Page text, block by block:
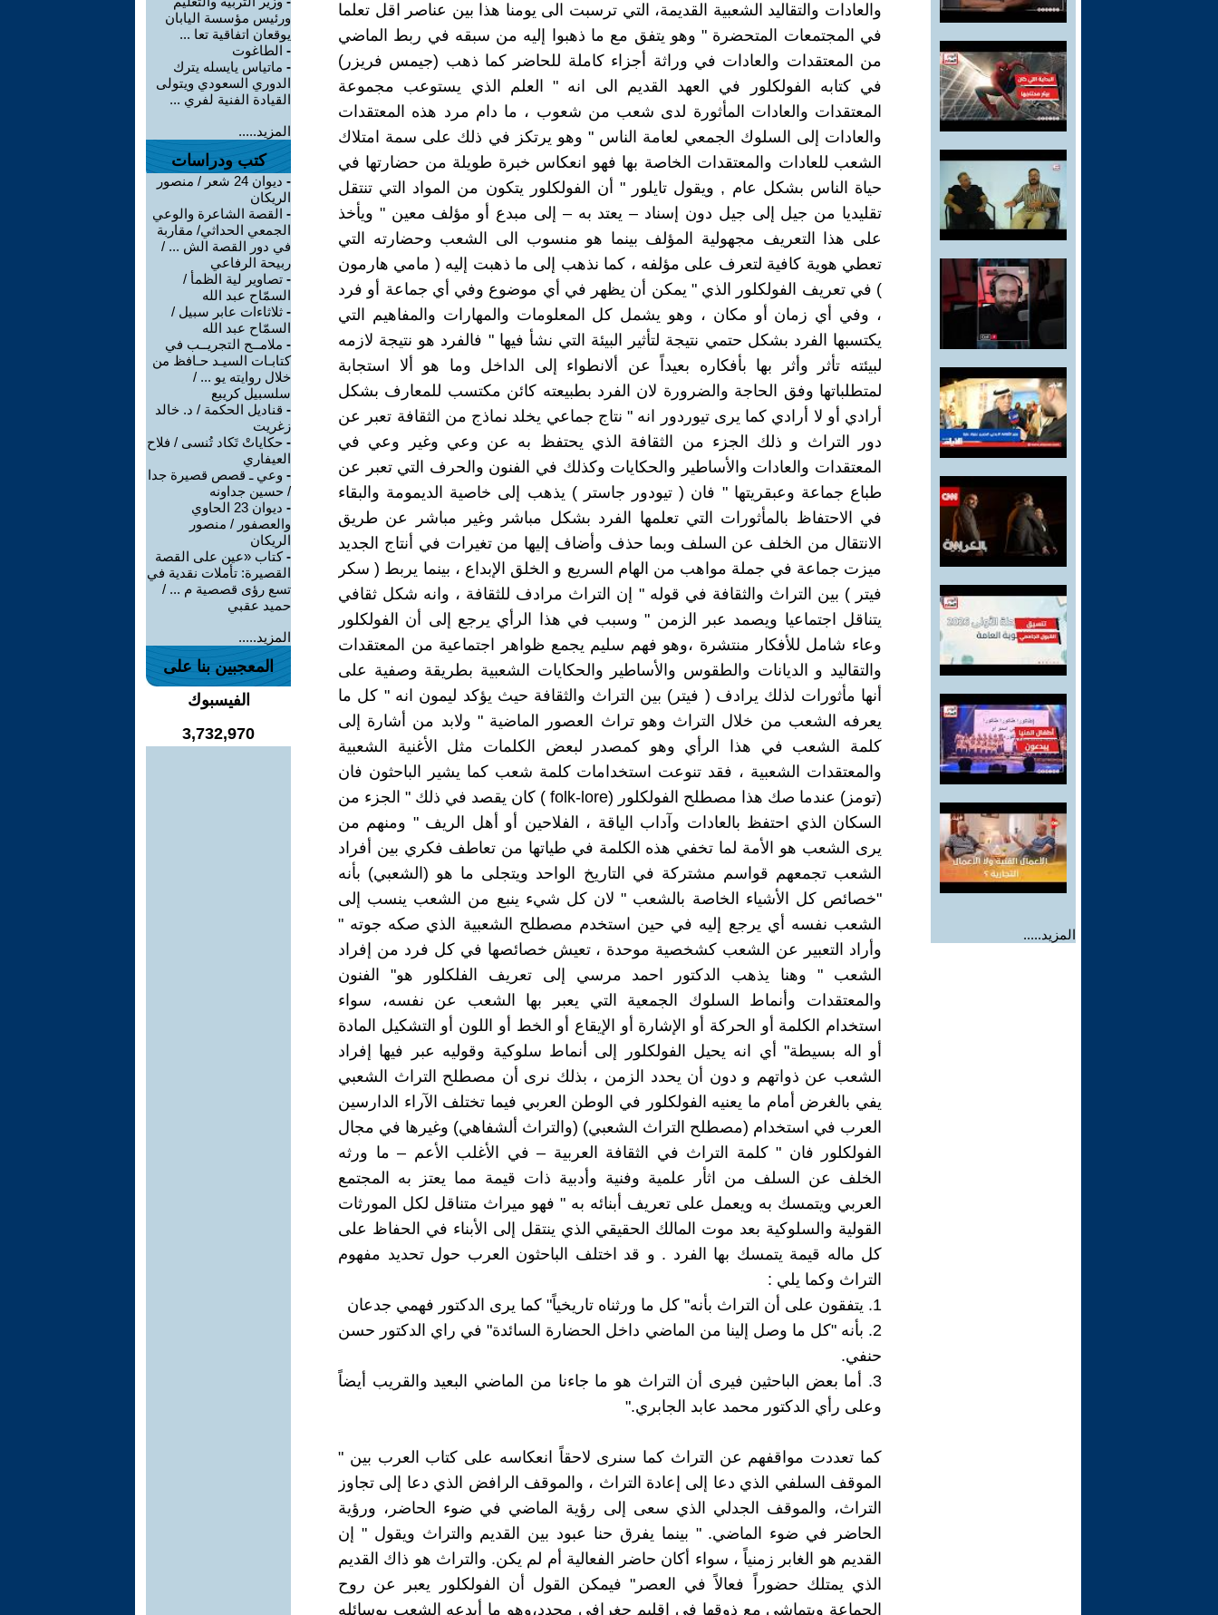
المزيد.....
والعادات والتقاليد الشعبية القديمة، التي ترسبت الى يومنا هذا بين عناصر اقل تعلما
في المجتمعات المتحضرة " وهو يتفق مع ما ذهبوا إليه من سبقه في ربط الماضي
من المعتقدات والعادات في وراثة أجزاء كاملة للحاضر كما ذهب (جيمس فريزر)
في كتابه الفولكلور في العهد القديم الى انه " العلم الذي يستوعب مجموعة
المعتقدات والعادات المأثورة لدى شعب من شعوب ، ما دام مرد هذه المعتقدات
والعادات إلى السلوك الجمعي لعامة الناس " وهو يرتكز في ذلك على سمة امتلاك
الشعب للعادات والمعتقدات الخاصة بها فهو انعكاس خبرة طويلة من حضارتها في
حياة الناس بشكل عام , ويقول تايلور " أن الفولكلور يتكون من المواد التي تنتقل
تقليديا من جيل إلى جيل دون إسناد – يعتد به – إلى مبدع أو مؤلف معين " ويأخذ
على هذا التعريف مجهولية المؤلف بينما هو منسوب الى الشعب وحضارته التي
تعطي هوية كافية لتعرف على مؤلفه ، كما نذهب إلى ما ذهبت إليه ( مامي هارمون
) في تعريف الفولكلور الذي " يمكن أن يظهر في أي موضوع وفي أي جماعة أو فرد
، وفي أي زمان أو مكان ، وهو يشمل كل المعلومات والمهارات والمفاهيم التي
يكتسبها الفرد بشكل حتمي نتيجة لتأثير البيئة التي نشأ فيها " فالفرد هو نتيجة لازمه
لبيئته تأثر وأثر بها بأفكاره بعيداً عن ألانطواء إلى الداخل وما هو ألا استجابة
لمتطلباتها وفق الحاجة والضرورة لان الفرد بطبيعته كائن مكتسب للمعارف بشكل
أرادي أو لا أرادي كما يرى تيوردور انه " نتاج جماعي يخلد نماذج من الثقافة تعبر عن
دور التراث و ذلك الجزء من الثقافة الذي يحتفظ به عن وعي وغير وعي في
المعتقدات والعادات والأساطير والحكايات وكذلك في الفنون والحرف التي تعبر عن
طباع جماعة وعبقريتها " فان ( تيودور جاستر ) يذهب إلى خاصية الديمومة والبقاء
في الاحتفاظ بالمأثورات التي تعلمها الفرد بشكل مباشر وغير مباشر عن طريق
الانتقال من الخلف عن السلف وبما حذف وأضاف إليها من تغيرات في أنتاج الجديد
ميزت جماعة في جملة مواهب من الهام السريع و الخلق الإبداع ، بينما يربط ( سكر
فيتر ) بين التراث والثقافة في قوله " إن التراث مرادف للثقافة ، وانه شكل ثقافي
يتناقل اجتماعيا ويصمد عبر الزمن " وسبب في هذا الرأي يرجع إلى أن الفولكلور
وعاء شامل للأفكار منتشرة ،وهو فهم سليم يجمع ظواهر اجتماعية من المعتقدات
والتقاليد و الديانات والطقوس والأساطير والحكايات الشعبية بطريقة وصفية على
أنها مأثورات لذلك يرادف ( فيتر) بين التراث والثقافة حيث يؤكد ليمون انه " كل ما
يعرفه الشعب من خلال التراث وهو تراث العصور الماضية " ولابد من أشارة إلى
كلمة الشعب في هذا الرأي وهو كمصدر لبعض الكلمات مثل الأغنية الشعبية
والمعتقدات الشعبية ، فقد تنوعت استخدامات كلمة شعب كما يشير الباحثون فان
(تومز) عندما صك هذا مصطلح الفولكلور (folk-lore ) كان يقصد في ذلك " الجزء من
السكان الذي احتفظ بالعادات وآداب الياقة ، الفلاحين أو أهل الريف " ومنهم من
يرى الشعب هو الأمة لما تخفي هذه الكلمة في طياتها من تعاطف فكري بين أفراد
الشعب تجمعهم قواسم مشتركة في التاريخ الواحد ويتجلى ما هو (الشعبي) بأنه
"خصائص كل الأشياء الخاصة بالشعب " لان كل شيء ينبع من الشعب ينسب إلى
الشعب نفسه أي يرجع إليه في حين استخدم مصطلح الشعبية الذي صكه جوته "
وأراد التعبير عن الشعب كشخصية موحدة ، تعيش خصائصها في كل فرد من إفراد
الشعب " وهنا يذهب الدكتور احمد مرسي إلى تعريف الفلكلور هو" الفنون
والمعتقدات وأنماط السلوك الجمعية التي يعبر بها الشعب عن نفسه، سواء
استخدام الكلمة أو الحركة أو الإشارة أو الإيقاع أو الخط أو اللون أو التشكيل المادة
أو اله بسيطة" أي انه يحيل الفولكلور إلى أنماط سلوكية وقوليه عبر فيها إفراد
الشعب عن ذواتهم و دون أن يحدد الزمن ، بذلك نرى أن مصطلح التراث الشعبي
يفي بالغرض أمام ما يعنيه الفولكلور في الوطن العربي فيما تختلف الآراء الدارسين
العرب في استخدام (مصطلح التراث الشعبي) (والتراث ألشفاهي) وغيرها في مجال
الفولكلور فان " كلمة التراث في الثقافة العربية – في الأغلب الأعم – ما ورثه
الخلف عن السلف من اثأر علمية وفنية وأدبية ذات قيمة مما يعتز به المجتمع
العربي ويتمسك به ويعمل على تعريف أبنائه به " فهو ميراث متناقل لكل المورثات
القولية والسلوكية بعد موت المالك الحقيقي الذي ينتقل إلى الأبناء في الحفاظ على
كل ماله قيمة يتمسك بها الفرد . و قد اختلف الباحثون العرب حول تحديد مفهوم
التراث وكما يلي :
1. يتفقون على أن التراث بأنه" كل ما ورثناه تاريخياً" كما يرى الدكتور فهمي جدعان
2. بأنه "كل ما وصل إلينا من الماضي داخل الحضارة السائدة" في راي الدكتور حسن
حنفي.
3. أما بعض الباحثين فيرى أن التراث هو ما جاءنا من الماضي البعيد والقريب أيضاً
وعلى رأي الدكتور محمد عابد الجابري."
كما تعددت مواقفهم عن التراث كما سنرى لاحقاً انعكاسه على كتاب العرب بين "
الموقف السلفي الذي دعا إلى إعادة التراث ، والموقف الرافض الذي دعا إلى تجاوز
التراث، والموقف الجدلي الذي سعى إلى رؤية الماضي في ضوء الحاضر، ورؤية
الحاضر في ضوء الماضي. " بينما يفرق حنا عبود بين القديم والتراث ويقول " إن
القديم هو الغابر زمنياً ، سواء أكان حاضر الفعالية أم لم يكن. والتراث هو ذاك القديم
الذي يمتلك حضوراً فعالاً في العصر" فيمكن القول أن الفولكلور يعبر عن روح
الجماعة ويتماشى مع ذوقها في إقليم جغرافي محدد،وهو ما أبدعه الشعب بوسائله
ورئيس مؤسسة اليابان
يوقعان اتفاقية تعا ...
- الطاغوت
- ماتياس يايسله يترك
الدوري السعودي ويتولى
القيادة الفنية لفري ...
المزيد.....
كتب ودراسات
-
ديوان 24 شعر / منصور
الريكان
- القصة الشاعرة والوعي
الجمعي الحداثي/ مقاربة
في دور القصة الش ... /
ربيحة الرفاعي
- تصاوير لية الظمأ /
السمّاح عبد الله
- ثلاثاءات عابر سبيل /
السمّاح عبد الله
- ملامــح التجريــب في
كتابـات السيـد حـافظ من
خلال روايته يو ... /
سلسبيل كريبع
- قناديل الحكمة / د. خالد
زغريت
- حكاياتْ تَكاد تُنسى / فلاح
العيفاري
- وعي ـ قصص قصيرة جدا
/ حسين جداونه
-
ديوان 23 الحاوي
والعصفور / منصور
الريكان
-كتاب «عين على القصة
القصيرة: تأملات نقدية في
تسع رؤى قصصية م ... /
حميد عقبي
المزيد.....
المعجبين بنا على
الفيسبوك
3,732,970